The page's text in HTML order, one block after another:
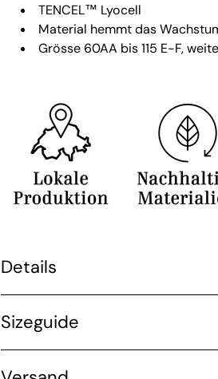
TENCEL™ Lyocell
Material hemmt das
Grösse 60AA bis 115 E-F,
Details
Sizeguide